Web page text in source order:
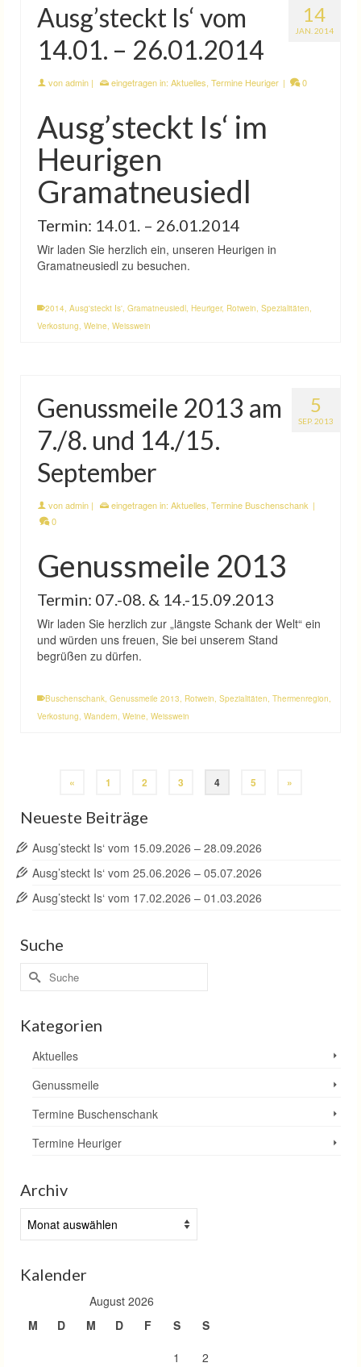
14
JAN. 2014
Ausg’steckt Is‘ vom
14.01. – 26.01.2014
vonadmin | eingetragen in: Aktuelles Termine Heuriger | 0
Ausg’steckt Is‘ im
Heurigen
Gramatneusiedl
Termin: 14.01. – 26.01.2014
Wir laden Sie herzlich ein, unseren Heurigen in
Gramatneusiedl zu besuchen.
2014, Ausg'steckt Is', Gramatneusiedl, Heuriger, Rotwein, Spezialitäten,
Verkostung, Weine, Weisswein
5
SEP. 2013
Genussmeile 2013 am
7./8. und 14./15.
September
vonadmin | eingetragen in: Aktuelles Termine Buschenschank |
0
Genussmeile 2013
Termin: 07.-08. & 14.-15.09.2013
Wir laden Sie herzlich zur „längste Schank der Welt“ ein
und würden uns freuen, Sie bei unserem Stand
begrüßen zu dürfen.
Buschenschank, Genussmeile 2013, Rotwein, Spezialitäten, Thermenregion,
Verkostung, Wandern, Weine, Weisswein
« 1 2 3 4 5 »
Neueste Beiträge
Ausg’steckt Is‘ vom 15.09.2026 – 28.09.2026
Ausg’steckt Is‘ vom 25.06.2026 – 05.07.2026
Ausg’steckt Is‘ vom 17.02.2026 – 01.03.2026
Suche
Suche
nach:
Kategorien
Aktuelles
Genussmeile
Termine Buschenschank
Termine Heuriger
Archiv
Kalender
August 2026
M
D M D F S
S
1
2